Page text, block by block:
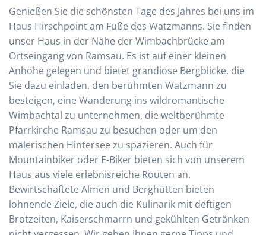
Genießen Sie die schönsten Tage des Jahres bei uns im
Haus Hirschpoint am Fuße des Watzmanns. Sie finden
unser Haus in der Nähe der Wimbachbrücke am
Ortseingang von Ramsau. Es ist auf einer kleinen
Anhöhe gelegen und bietet grandiose Bergblicke, die
Sie dazu einladen, den berühmten Watzmann zu
besteigen, eine Wanderung ins wildromantische
Wimbachtal zu unternehmen, die weltberühmte
Pfarrkirche Ramsau zu besuchen oder um den
malerischen Hintersee zu spazieren. Auch für
Mountainbiker oder E-Biker bieten sich von unserem
Haus aus viele erlebnisreiche Routen an.
Bewirtschaftete Almen und Berghütten bieten
lohnende Ziele, die auch die Kulinarik mit deftigen
Brotzeiten, Kaiserschmarrn und gekühlten Getränken